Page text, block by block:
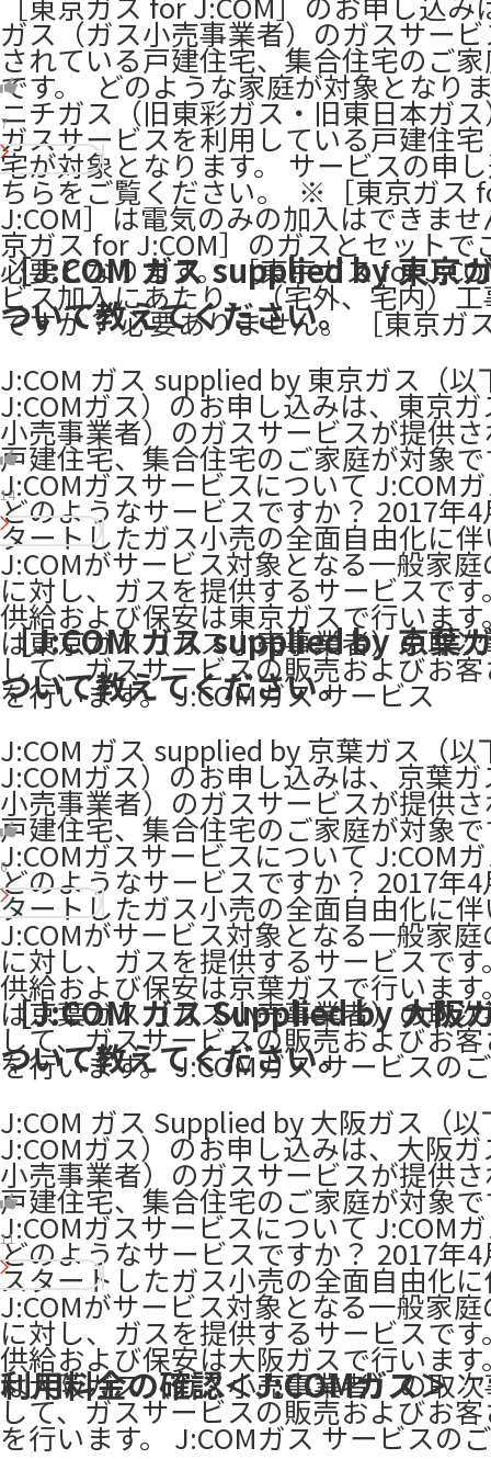
ガス（ガス小売事業者）のガスサー
されている戸建住宅、集合住宅のご
です。 ​ どのような家庭が対象となり
ニチガス（旧東彩ガス・旧東日本ガ
ガスサービスを利用している戸建住
宅が対象となります。 サービスの申
ちらをご覧ください。 ​ ※［東京ガス
J:COM］は電気のみの加入はできま
京ガス for J:COM］のガスとセットで
必要となります。 ［東京ガス for
ビス加入にあたり、（宅外、宅内）
ですか？ 必要ありません。 ［東京ガ
7
［J:COM ガス supplied by 東京
ついて教えてください。
J:COM ガス supplied by 東京ガス（以
J:COMガス）のお申し込みは、東京
小売事業者）のガスサービスが提供
戸建住宅、集合住宅のご家庭が対象で
J:COMガスサービスについて J:COM
どのようなサービスですか？ 2017年
タートしたガス小売の全面自由化に
J:COMがサービス対象となる一般家
に対し、ガスを提供するサービスで
供給および保安は東京ガスで行います
は東京ガス（ガス小売事業者）の取
して、ガスサービスの販売およびお
を行います。 ​J:COMガス サービス
14
［J:COM ガス supplied by 京葉
ついて教えてください。
J:COM ガス supplied by 京葉ガス（以
J:COMガス）のお申し込みは、京葉
小売事業者）のガスサービスが提供
戸建住宅、集合住宅のご家庭が対象で
J:COMガスサービスについて J:COM
どのようなサービスですか？ 2017年
タートしたガス小売の全面自由化に
J:COMがサービス対象となる一般家
に対し、ガスを提供するサービスで
供給および保安は京葉ガスで行います
は京葉ガス（ガス小売事業者）の取
して、ガスサービスの販売およびお
を行います。 ​J:COMガス サービスの
6
［J:COM ガス Supplied by 大阪
ついて教えてください。
J:COM ガス Supplied by 大阪ガス（以
J:COMガス）のお申し込みは、大阪
小売事業者）のガスサービスが提供
戸建住宅、集合住宅のご家庭が対象で
J:COMガスサービスについて J:COM
どのようなサービスですか？ 2017年
スタートしたガス小売の全面自由化
J:COMがサービス対象となる一般家
に対し、ガスを提供するサービスで
供給および保安は大阪ガスで行います
は大阪ガス（ガス小売事業者）の取
して、ガスサービスの販売およびお
を行います。 J:COMガス サービスの
11
利用料金の確認＜J:COMガス＞